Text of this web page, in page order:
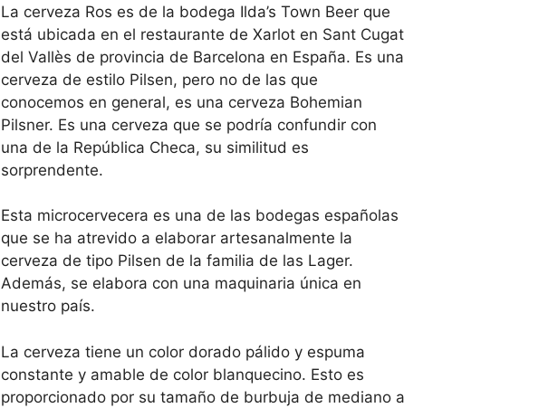
La cerveza Ros es de la bodega Ilda’s Town Beer que
está ubicada en el restaurante de Xarlot en Sant Cugat
del Vallès de provincia de Barcelona en España. Es una
cerveza de estilo Pilsen, pero no de las que
conocemos en general, es una cerveza Bohemian
Pilsner. Es una cerveza que se podría confundir con
una de la República Checa, su similitud es
sorprendente.
Esta microcervecera es una de las bodegas españolas
que se ha atrevido a elaborar artesanalmente la
cerveza de tipo Pilsen de la familia de las Lager.
Además, se elabora con una maquinaria única en
nuestro país.
La cerveza tiene un color dorado pálido y espuma
constante y amable de color blanquecino. Esto es
proporcionado por su tamaño de burbuja de mediano a